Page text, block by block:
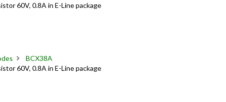
60V, 0.8A in E-Line package
BCX38A
60V, 0.8A in E-Line package